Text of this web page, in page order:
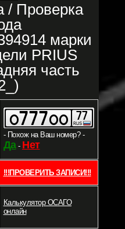
/ Проверка
марки
PRIUS
часть
- Похож на Ваш номер? -
Да- Нет
!!!ПРОВЕРИТЬ ЗАПИСИ!!!
Калькулятор ОСАГО
онлайн